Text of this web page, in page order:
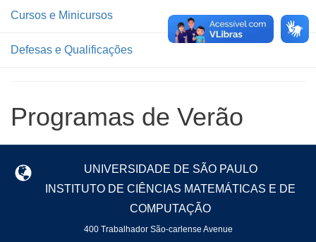
Cursos e Minicursos
Defesas e Qualificações
Programas de Verão
UNIVERSIDADE DE SÃO PAULO
INSTITUTO DE CIÊNCIAS MATEMÁTICAS E DE
COMPUTAÇÃO
400 Trabalhador São-carlense Avenue